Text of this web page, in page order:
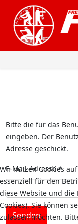
Bitte die für das
eingeben. Der
Adresse geschickt.
E-Mail-Adresse*
Senden
Wir nutzen Cookies
essenziell für den
diese Website und
Cookies). Sie können
zulassen möchten.